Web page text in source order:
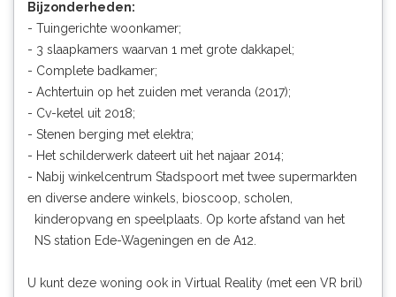
Bijzonderheden:
- Tuingerichte woonkamer;
- 3 slaapkamers waarvan 1 met grote dakkapel;
- Complete badkamer;
- Achtertuin op het zuiden met veranda (2017);
- Cv-ketel uit 2018;
- Stenen berging met elektra;
- Het schilderwerk dateert uit het najaar 2014;
- Nabij winkelcentrum Stadspoort met twee supermarkten
en diverse andere winkels, bioscoop, scholen,
kinderopvang en speelplaats. Op korte afstand van het
NS station Ede-Wageningen en de A12.
U kunt deze woning ook in Virtual Reality (met een VR bril)